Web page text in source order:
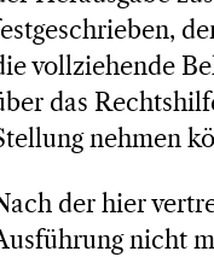
vollziehende
das
nehmen
der hier
nicht